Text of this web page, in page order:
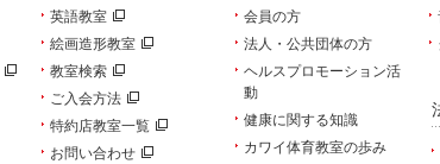
英語教室
絵画造形教室
教室検索
ご入会方法
特約店教室一覧
お問い合わせ
会員の方
法人・公共団体の方
ヘルスプロモーション活
動
健康に関する知識
カワイ体育教室の歩み